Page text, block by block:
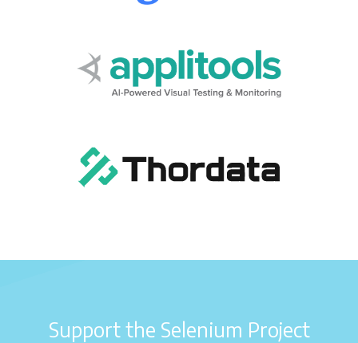
Support the Selenium Project